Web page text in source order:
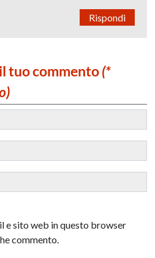
Rispondi
tuo commento(*
e sito web in questo browser
commento.